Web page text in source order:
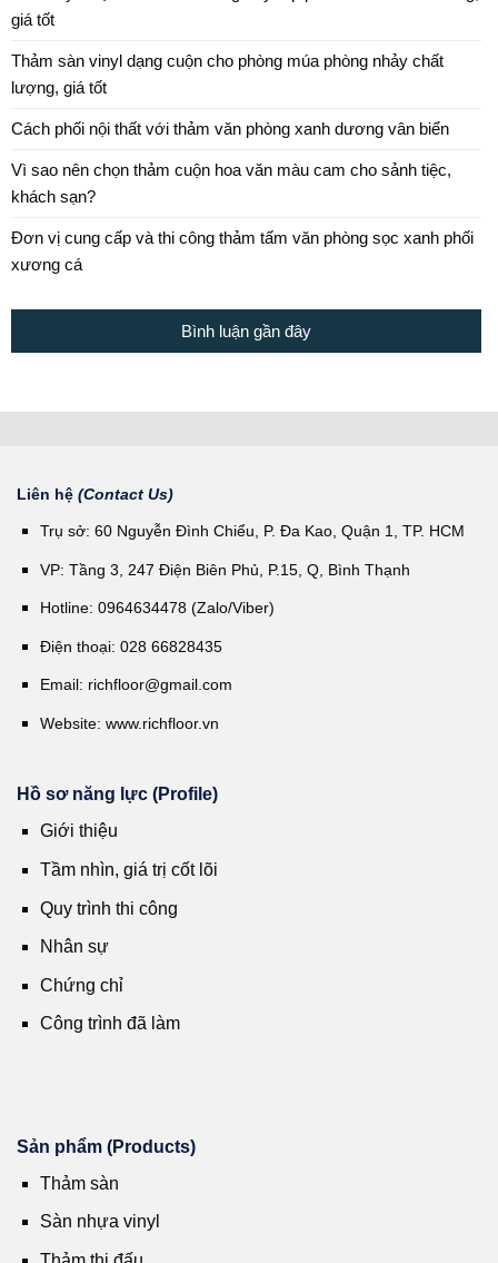
giá tốt
Thảm sàn vinyl dạng cuộn cho phòng múa phòng nhảy chất
lượng, giá tốt
Cách phối nội thất với thảm văn phòng xanh dương vân biển
Vì sao nên chọn thảm cuộn hoa văn màu cam cho sảnh tiệc,
khách sạn?
Đơn vị cung cấp và thi công thảm tấm văn phòng sọc xanh phối
xương cá
Bình luận gần đây
Liên hệ (Contact Us)
Trụ sở: 60 Nguyễn Đình Chiểu, P. Đa Kao, Quận 1, TP. HCM
VP: Tầng 3, 247 Điện Biên Phủ, P.15, Q, Bình Thạnh
Hotline: 0964634478 (Zalo/Viber)
Điện thoại: 028 66828435
Email: richfloor@gmail.com
Website: www.richfloor.vn
Hồ sơ năng lực (Profile)
Giới thiệu
Tầm nhìn, giá trị cốt lõi
Quy trình thi công
Nhân sự
Chứng chỉ
Công trình đã làm
Sản phẩm (Products)
Thảm sàn
Sàn nhựa vinyl